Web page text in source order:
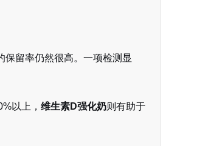
保留率仍然很高。一项检测显
以上， 维生素D强化奶则有助于